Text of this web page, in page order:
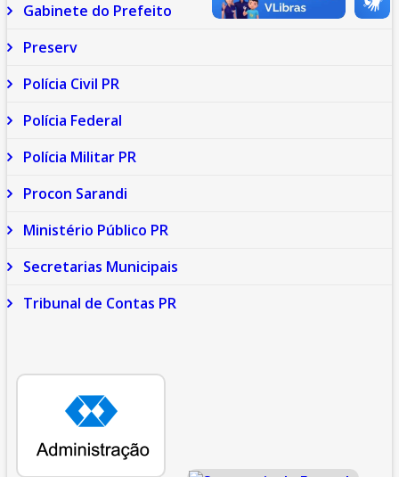
Gabinete do Prefeito
Preserv
Polícia Civil PR
Polícia Federal
Polícia Militar PR
Procon Sarandi
Ministério Público PR
Secretarias Municipais
Tribunal de Contas PR